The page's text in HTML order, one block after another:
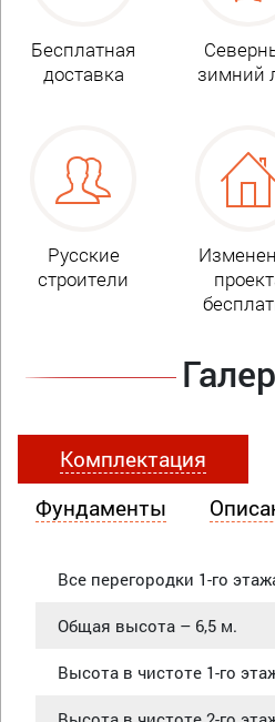
Бесплатная
доставка
зимний
Русские
строители
Комплектация
Фундаменты
Все перегородки 1-го
Общая высота – 6,5 м.
Высота в чистоте 1-го